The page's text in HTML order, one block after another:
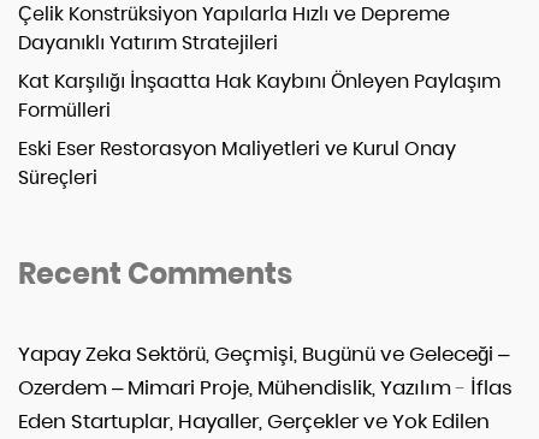
Çelik Konstrüksiyon Yapılarla Hızlı ve Depreme
Dayanıklı Yatırım Stratejileri
Kat Karşılığı İnşaatta Hak Kaybını Önleyen Paylaşım
Formülleri
Eski Eser Restorasyon Maliyetleri ve Kurul Onay
Süreçleri
Recent Comments
Yapay Zeka Sektörü, Geçmişi, Bugünü ve Geleceği –
Ozerdem – Mimari Proje, Mühendislik, Yazılım- İflas
Eden Startuplar, Hayaller, Gerçekler ve Yok Edilen